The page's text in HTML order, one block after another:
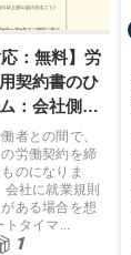
応：無料】労
契約書のひ
：会社側有
者との間で、
労働契約を締
のになりま
社に就業規則
ある場合を想
タイマ...
1